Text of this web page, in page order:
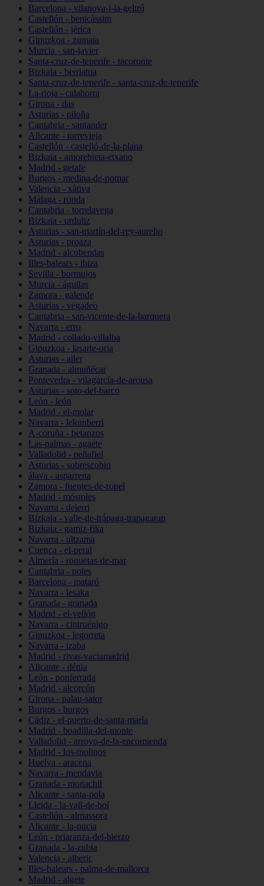
Barcelona - vilanova-i-la-geltrú
Castellón - benicàssim
Castellón - jérica
Gipuzkoa - zumaia
Murcia - san-javier
Santa-cruz-de-tenerife - tacoronte
Bizkaia - berriatua
Santa-cruz-de-tenerife - santa-cruz-de-tenerife
La-rioja - calahorra
Girona - das
Asturias - piloña
Cantabria - santander
Alicante - torrevieja
Castellón - castelló-de-la-plana
Bizkaia - amorebieta-etxano
Madrid - getafe
Burgos - medina-de-pomar
Valencia - xàtiva
Málaga - ronda
Cantabria - torrelavega
Bizkaia - urduliz
Asturias - san-martín-del-rey-aurelio
Asturias - proaza
Madrid - alcobendas
Illes-balears - ibiza
Sevilla - bormujos
Murcia - águilas
Zamora - galende
Asturias - vegadeo
Cantabria - san-vicente-de-la-barquera
Navarra - erro
Madrid - collado-villalba
Gipuzkoa - lasarte-oria
Asturias - aller
Granada - almuñécar
Pontevedra - vilagarcía-de-arousa
Asturias - soto-del-barco
León - león
Madrid - el-molar
Navarra - lekunberri
A-coruña - betanzos
Las-palmas - agaete
Valladolid - peñafiel
Asturias - sobrescobio
álava - asparrena
Zamora - fuentes-de-ropel
Madrid - móstoles
Navarra - deierri
Bizkaia - valle-de-trápaga-trapagaran
Bizkaia - gamiz-fika
Navarra - ultzama
Cuenca - el-peral
Almería - roquetas-de-mar
Cantabria - potes
Barcelona - mataró
Navarra - lesaka
Granada - granada
Madrid - el-vellón
Navarra - cintruénigo
Gipuzkoa - legorreta
Navarra - izaba
Madrid - rivas-vaciamadrid
Alicante - dénia
León - ponferrada
Madrid - alcorcón
Girona - palau-sator
Burgos - burgos
Cádiz - el-puerto-de-santa-maría
Madrid - boadilla-del-monte
Valladolid - arroyo-de-la-encomienda
Madrid - los-molinos
Huelva - aracena
Navarra - mendavia
Granada - monachil
Alicante - santa-pola
Lleida - la-vall-de-boí
Castellón - almassora
Alicante - la-nucia
León - priaranza-del-bierzo
Granada - la-zubia
Valencia - alberic
Illes-balears - palma-de-mallorca
Madrid - algete